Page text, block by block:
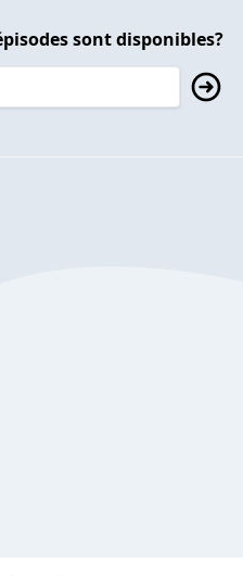
sont disponibles?